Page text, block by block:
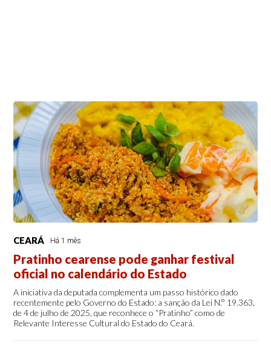
CEARÁ Há 1 mês
Pratinho cearense pode ganhar festival
oficial no calendário do Estado
A iniciativa da deputada complementa um passo histórico dado
recentemente pelo Governo do Estado: a sanção da Lei N.° 19.363,
de 4 de julho de 2025, que reconhece o “Pratinho” como de
Relevante Interesse Cultural do Estado do Ceará.